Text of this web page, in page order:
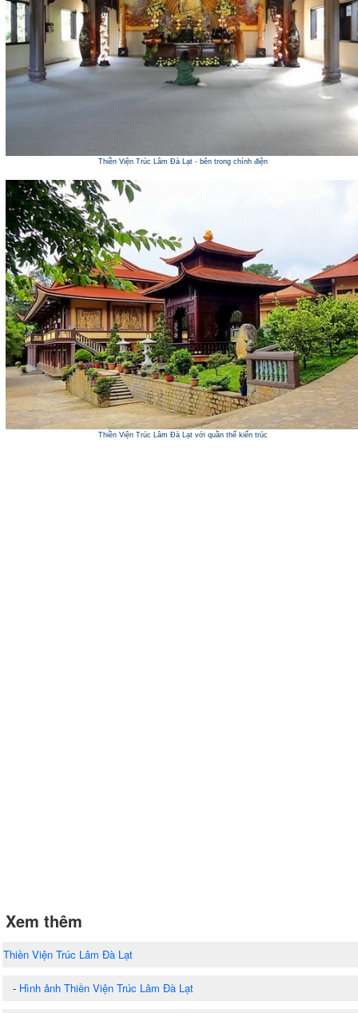
Thiền Viện Trúc Lâm Đà Lạt - bên trong chính điện
Thiền Viện Trúc Lâm Đà Lạt với quần thể kiến trúc
Xem thêm
Thiền Viện Trúc Lâm Đà Lạt
- Hình ảnh Thiền Viện Trúc Lâm Đà Lạt